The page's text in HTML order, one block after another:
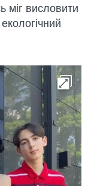
міг висловити